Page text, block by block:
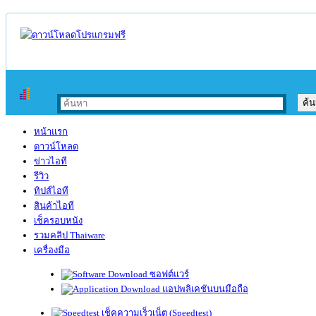
หน้าแรก
ดาวน์โหลด
ข่าวไอที
รีวิว
ทิปส์ไอที
สินค้าไอที
เช็ครอบหนัง
รวมคลิป Thaiware
เครื่องมือ
ซอฟต์แวร์
แอปพลิเคชันบนมือถือ
เช็คความเร็วเน็ต (Speedtest)